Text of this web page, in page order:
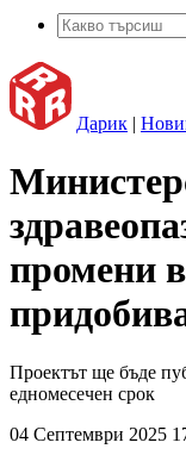
Дарик |
промени
Проектът ще бъде
едномесечен срок
04 Септември 2025